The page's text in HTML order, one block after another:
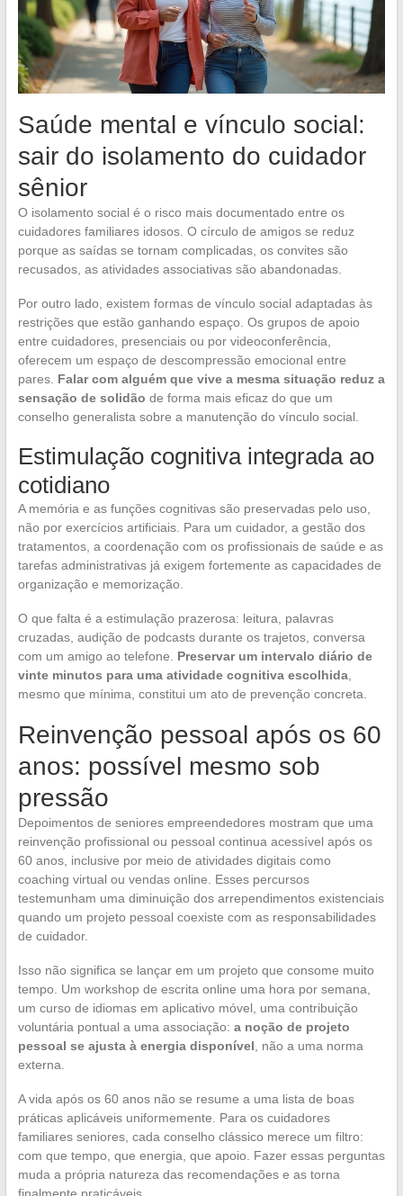
Saúde mental e vínculo social:
sair do isolamento do cuidador
sênior
O isolamento social é o risco mais documentado entre os
cuidadores familiares idosos. O círculo de amigos se reduz
porque as saídas se tornam complicadas, os convites são
recusados, as atividades associativas são abandonadas.
Por outro lado, existem formas de vínculo social adaptadas às
restrições que estão ganhando espaço. Os grupos de apoio
entre cuidadores, presenciais ou por videoconferência,
oferecem um espaço de descompressão emocional entre
pares. Falar com alguém que vive a mesma situação reduz a
sensação de solidão de forma mais eficaz do que um
conselho generalista sobre a manutenção do vínculo social.
Estimulação cognitiva integrada ao
cotidiano
A memória e as funções cognitivas são preservadas pelo uso,
não por exercícios artificiais. Para um cuidador, a gestão dos
tratamentos, a coordenação com os profissionais de saúde e as
tarefas administrativas já exigem fortemente as capacidades de
organização e memorização.
O que falta é a estimulação prazerosa: leitura, palavras
cruzadas, audição de podcasts durante os trajetos, conversa
com um amigo ao telefone. Preservar um intervalo diário de
vinte minutos para uma atividade cognitiva escolhida,
mesmo que mínima, constitui um ato de prevenção concreta.
Reinvenção pessoal após os 60
anos: possível mesmo sob
pressão
Depoimentos de seniores empreendedores mostram que uma
reinvenção profissional ou pessoal continua acessível após os
60 anos, inclusive por meio de atividades digitais como
coaching virtual ou vendas online. Esses percursos
testemunham uma diminuição dos arrependimentos existenciais
quando um projeto pessoal coexiste com as responsabilidades
de cuidador.
Isso não significa se lançar em um projeto que consome muito
tempo. Um workshop de escrita online uma hora por semana,
um curso de idiomas em aplicativo móvel, uma contribuição
voluntária pontual a uma associação: a noção de projeto
pessoal se ajusta à energia disponível, não a uma norma
externa.
A vida após os 60 anos não se resume a uma lista de boas
práticas aplicáveis uniformemente. Para os cuidadores
familiares seniores, cada conselho clássico merece um filtro:
com que tempo, que energia, que apoio. Fazer essas perguntas
muda a própria natureza das recomendações e as torna